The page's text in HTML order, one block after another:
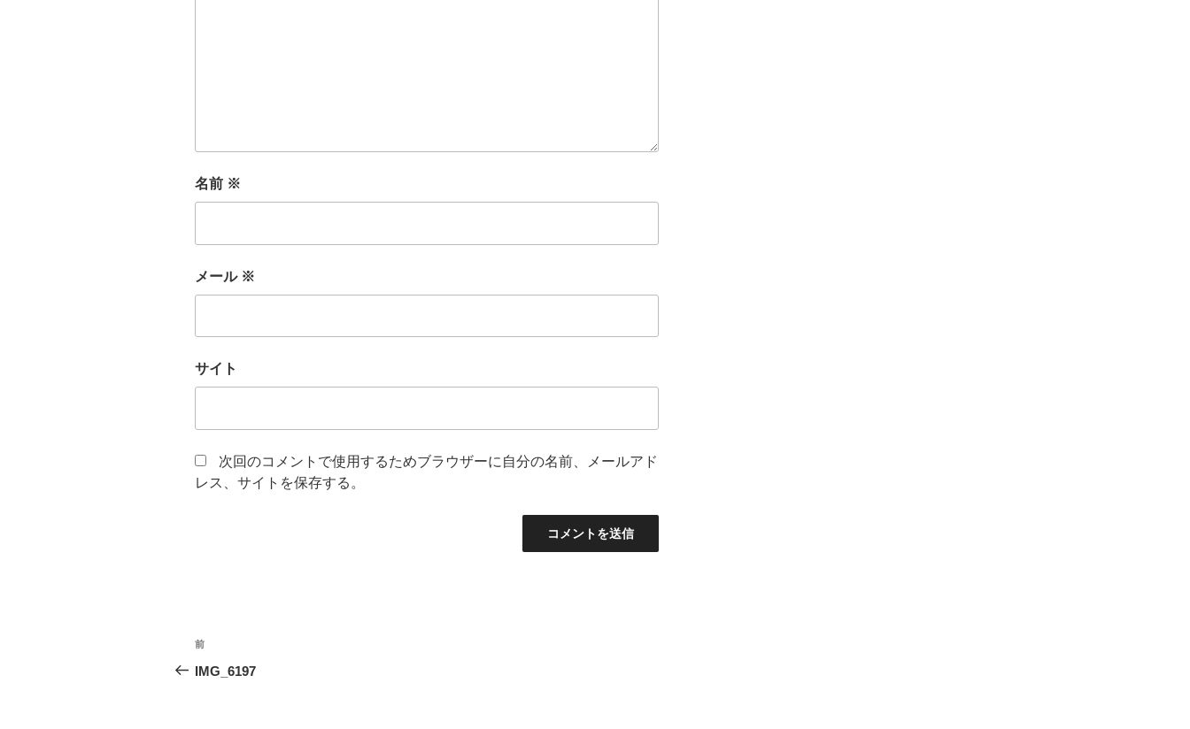
名前 ※
メール ※
サイト
次回のコメントで使用するためブラウザーに自分の名前、メールアド
レス、サイトを保存する。
投
稿
前
の
前
IMG_6197